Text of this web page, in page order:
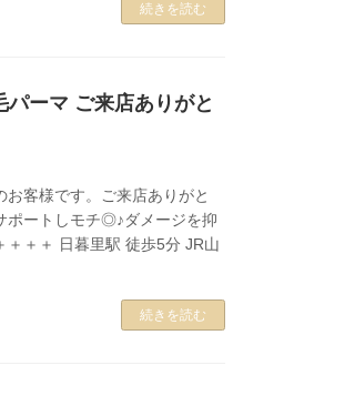
続きを読む
ーマ ご来店ありがと
客様です。ご来店ありがと
ポートしモチ◎♪ダメージを抑
＋＋＋ 日暮里駅 徒歩5分 JR山
続きを読む